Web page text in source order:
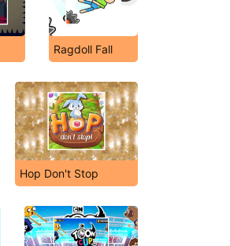
Ragdoll Fall
Hop Don't Stop